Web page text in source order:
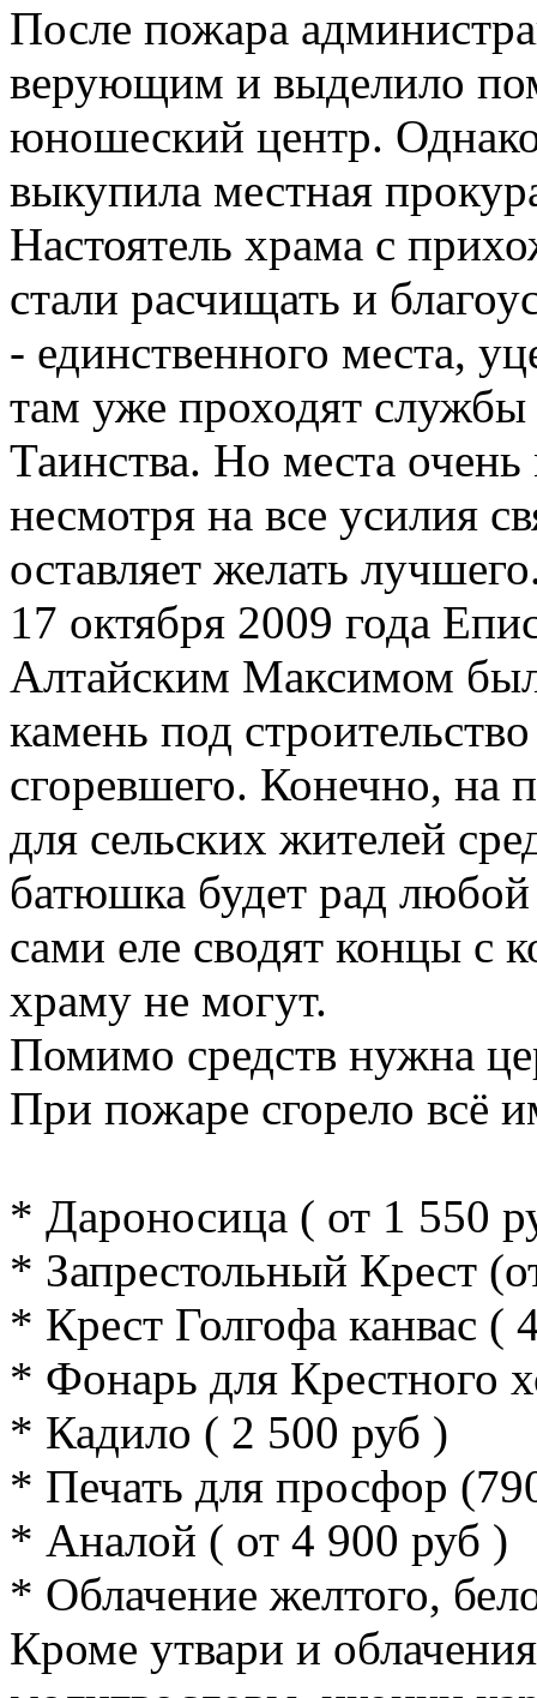
После пожара
верующим и выделило
юношеский центр. Однако
выкупила местная
Настоятель храма с
стали расчищать и
- единственного места,
там уже проходят
Таинства. Но места
несмотря на все усилия
оставляет желать
17 октября 2009 года
Алтайским Максимом
камень под
сгоревшего. Конечно, на
для сельских жителей
батюшка будет рад
сами еле сводят концы с
храму не могут.
Помимо средств нужна
При пожаре сгорело всё
* Дароносица ( от 1 550
* Запрестольный Крест
* Крест Голгофа канвас (
* Фонарь для Крестного
* Кадило ( 2 500 руб )
* Печать для просфор
* Аналой ( от 4 900 руб )
* Облачение желтого,
Кроме утвари и